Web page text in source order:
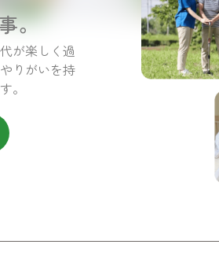
。
が楽しく過
りがいを持
。